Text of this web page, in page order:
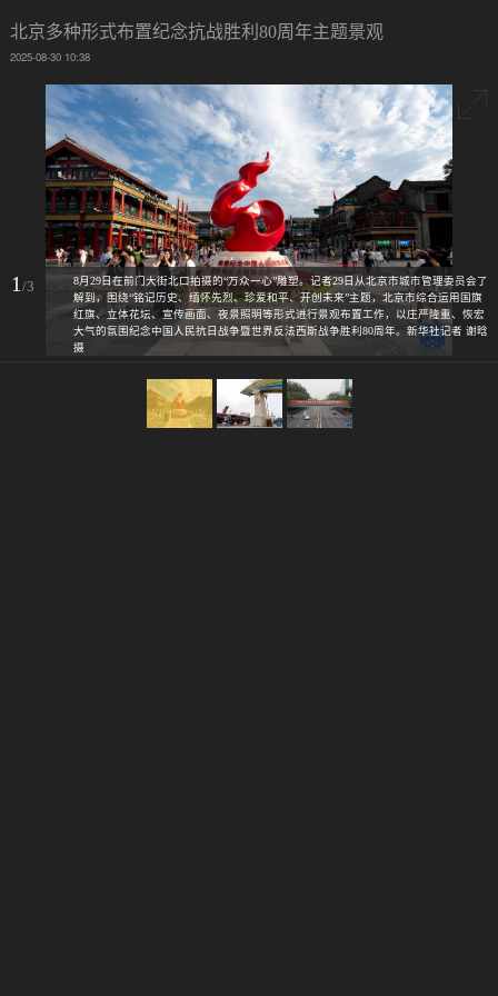
北京多种形式布置纪念抗战胜利80周年主题景观
2025-08-30 10:38
1/3
8月29日在前门大街北口拍摄的“万众一心”雕塑。记者29日从北京市城市管理委员会了
解到，围绕“铭记历史、缅怀先烈、珍爱和平、开创未来”主题，北京市综合运用国旗
红旗、立体花坛、宣传画面、夜景照明等形式进行景观布置工作，以庄严隆重、恢宏
大气的氛围纪念中国人民抗日战争暨世界反法西斯战争胜利80周年。新华社记者 谢晗
摄